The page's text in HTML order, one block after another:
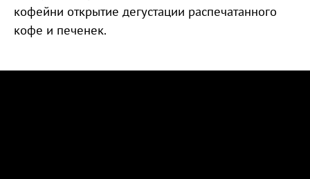
кофейни открытие дегустации распечатанного
кофе и печенек.